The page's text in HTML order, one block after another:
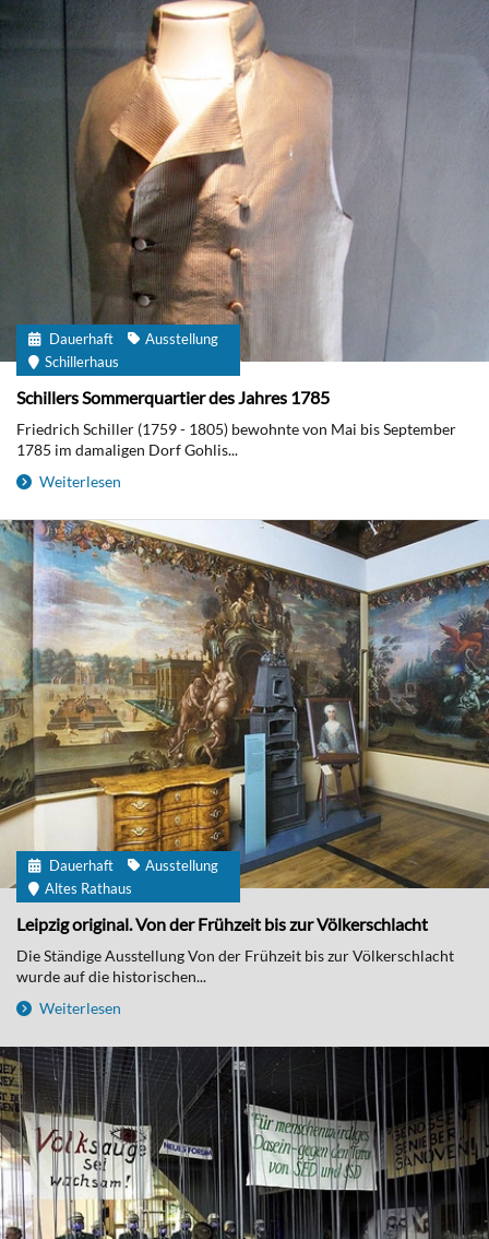
Dauerhaft
Ausstellung
Schillerhaus
Schillers Sommerquartier des Jahres 1785
Friedrich Schiller (1759 - 1805) bewohnte von Mai bis September
1785 im damaligen Dorf Gohlis...
Weiterlesen
Dauerhaft
Ausstellung
Altes Rathaus
Leipzig original. Von der Frühzeit bis zur Völkerschlacht
Die Ständige Ausstellung Von der Frühzeit bis zur Völkerschlacht
wurde auf die historischen...
Weiterlesen